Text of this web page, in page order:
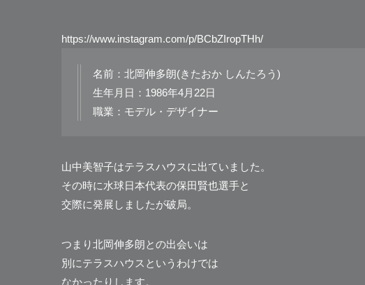
https://www.instagram.com/p/BCbZIropTHh/
名前：北岡伸多朗(きたおか しんたろう)
生年月日：1986年4月22日
職業：モデル・デザイナー
山中美智子はテラスハウスに出ていました。
その時に水球日本代表の保田賢也選手と
交際に発展しましたが破局。
つまり北岡伸多朗との出会いは
別にテラスハウスというわけでは
なかったりします。